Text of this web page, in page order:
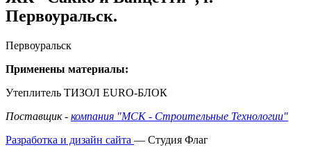
Первоуральск.
Первоуральск
Применены материалы:
Утеплитель ТИЗОЛ EURO-БЛОК
Поставщик - компания "МСК - Строительные Технологии"
Разработка и дизайн сайта — Студия Флаг